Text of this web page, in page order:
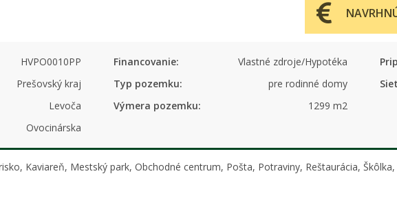
HVPO0010PP
Prešovský kraj
Levoča
Ovocinárska
Financovanie:
Vlastné zdroje/Hypotéka
Typ pozemku:
pre rodinné domy
Výmera pozemku:
1299 m2
Kaviareň, Mestský park, Obchodné centrum, Pošta, Potraviny, Reštaurácia,